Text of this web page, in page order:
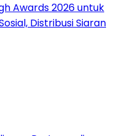
Awards 2026 untuk
Distribusi Siaran